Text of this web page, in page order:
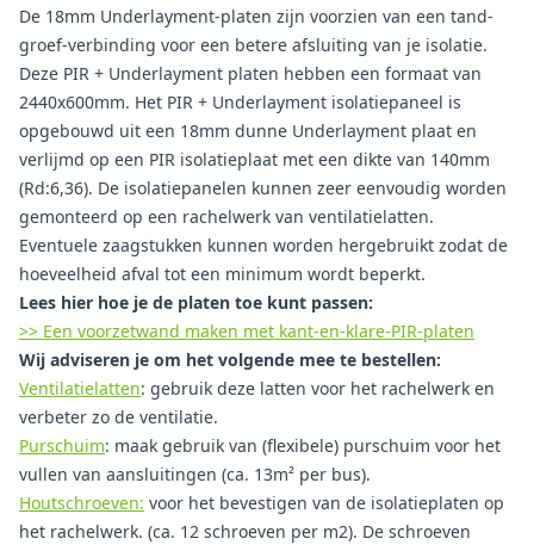
De 18mm Underlayment-platen zijn voorzien van een tand-
groef-verbinding voor een betere afsluiting van je isolatie.
Deze PIR + Underlayment platen hebben een formaat van
2440x600mm. Het PIR + Underlayment isolatiepaneel is
opgebouwd uit een 18mm dunne Underlayment plaat en
verlijmd op een PIR isolatieplaat met een dikte van 140mm
(Rd:6,36). De isolatiepanelen kunnen zeer eenvoudig worden
gemonteerd op een rachelwerk van ventilatielatten.
Eventuele zaagstukken kunnen worden hergebruikt zodat de
hoeveelheid afval tot een minimum wordt beperkt.
Lees hier hoe je de platen toe kunt passen:
>> Een voorzetwand maken met kant-en-klare-PIR-platen
Wij adviseren je om het volgende mee te bestellen:
Ventilatielatten: gebruik deze latten voor het rachelwerk en
verbeter zo de ventilatie.
Purschuim: maak gebruik van (flexibele) purschuim voor het
vullen van aansluitingen (ca. 13m² per bus).
Houtschroeven: voor het bevestigen van de isolatieplaten op
het rachelwerk. (ca. 12 schroeven per m2). De schroeven